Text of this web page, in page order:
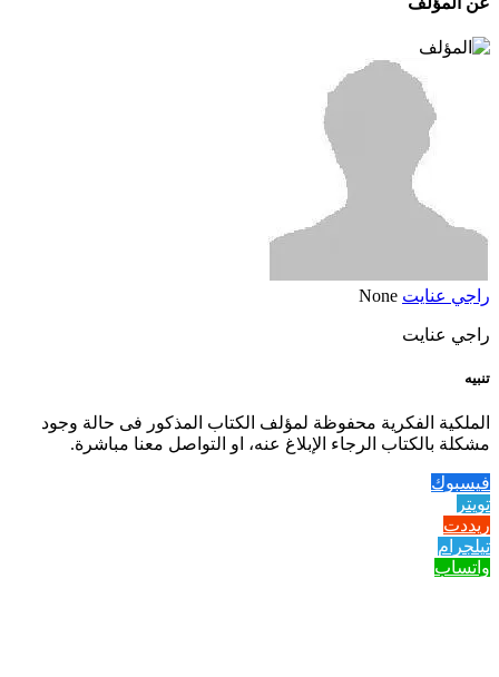
راجي عنايت None
راجي عنايت
تنبيه
الملكية الفكرية محفوظة لمؤلف الكتاب المذكور فى حالة وجود
مشكلة بالكتاب الرجاء الإبلاغ عنه، او التواصل معنا مباشرة.
فيسبوك
تويتر
ريددت
تيلجرام
واتساب